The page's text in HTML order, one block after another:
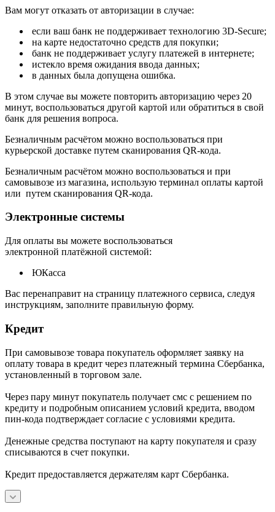
Вам могут отказать от авторизации в случае:
если ваш банк не поддерживает технологию 3D-Secure;
на карте недостаточно средств для покупки;
банк не поддерживает услугу платежей в интернете;
истекло время ожидания ввода данных;
в данных была допущена ошибка.
В этом случае вы можете повторить авторизацию через 20
минут, воспользоваться другой картой или обратиться в свой
банк для решения вопроса.
Безналичным расчётом можно воспользоваться при
курьерской доставке путем сканирования QR-кода.
Безналичным расчётом можно воспользоваться и при
самовывозе из магазина, использую терминал оплаты картой
или путем сканирования QR-кода.
Электронные системы
Для оплаты вы можете воспользоваться
электронной платёжной системой:
ЮКасса
Вас перенаправит на страницу платежного сервиса, следуя
инструкциям, заполните правильную форму.
Кредит
При самовывозе товара покупатель оформляет заявку на
оплату товара в кредит через платежный термина Сбербанка,
установленный в торговом зале.
Через пару минут покупатель получает смс с решением по
кредиту и подробным описанием условий кредита, вводом
пин-кода подтверждает согласие с условиями кредита.
Денежные средства поступают на карту покупателя и сразу
списываются в счет покупки.
Кредит предоставляется держателям карт Сбербанка.